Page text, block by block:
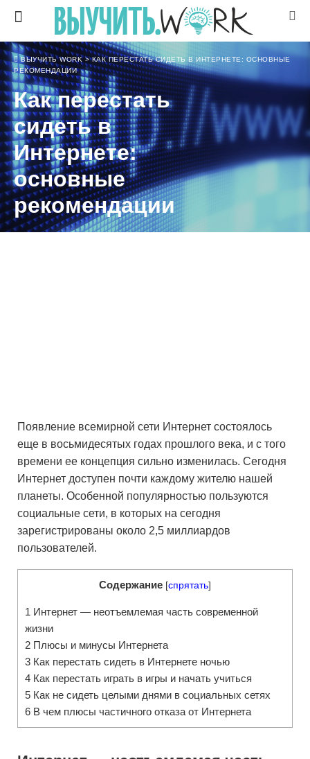
ВЫУЧИТЬ WORK>КАК ПЕРЕСТАТЬ СИДЕТЬ В ИНТЕРНЕТЕ: ОСНОВНЫЕ
РЕКОМЕНДАЦИИ
Как перестать
сидеть в
Интернете:
основные
рекомендации
Появление всемирной сети Интернет состоялось
еще в восьмидесятых годах прошлого века, и с того
времени ее концепция сильно изменилась. Сегодня
Интернет доступен почти каждому жителю нашей
планеты. Особенной популярностью пользуются
социальные сети, в которых на сегодня
зарегистрированы около 2,5 миллиардов
пользователей.
Содержание [спрятать]
1 Интернет — неотъемлемая часть современной
жизни
2 Плюсы и минусы Интернета
3 Как перестать сидеть в Интернете ночью
4 Как перестать играть в игры и начать учиться
5 Как не сидеть целыми днями в социальных сетях
6 В чем плюсы частичного отказа от Интернета